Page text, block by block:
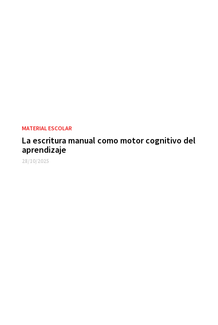
MATERIAL ESCOLAR
La escritura manual como motor cognitivo del
aprendizaje
28/10/2025